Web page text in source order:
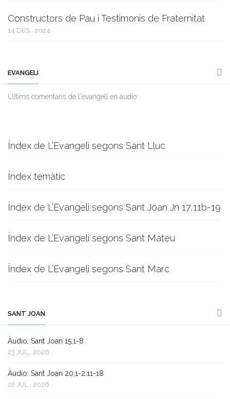
Constructors de Pau i Testimonis de Fraternitat
14 DES., 2024
EVANGELI
Ùltims comentaris de l'evangeli en àudio:
Índex de L’Evangeli segons Sant Lluc
Índex temàtic
Índex de L’Evangeli segons Sant Joan Jn 17,11b-19
Índex de L’Evangeli segons Sant Mateu
Índex de L’Evangeli segons Sant Marc
SANT JOAN
Àudio: Sant Joan 15,1-8
23 JUL., 2026
Àudio: Sant Joan 20,1-2.11-18
22 JUL., 2026